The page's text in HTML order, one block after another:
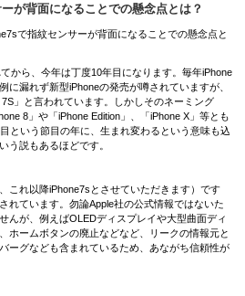
が背面になることでの懸念点とは？
で指紋センサーが背面になることでの懸念点と
から、今年は丁度10年目になります。毎年iPhone
に漏れず新型iPhoneの発売が噂されていますが、
」と言われています。しかしそのネーミング
8」や「iPhone Edition」、「iPhone X」等とも
という節目の年に、生まれ変わるという意味も込
う説もあるほどです。
これ以降iPhone7sとさせていただきます）です
れています。勿論Apple社の公式情報ではないた
んが、例えばOLEDディスプレイや大型曲面ディ
ホームボタンの廃止などなど、リークの情報元と
ーグなども含まれているため、あながち信頼性が